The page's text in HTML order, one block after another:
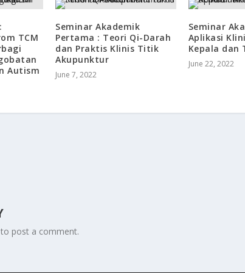
TCM
Autism
Seminar Akademik
Pertama : Teori Qi-Darah
dan Praktis Klinis Titik
Akupunktur
June 7, 2022
Seminar
Aplikasi
Kepala dan
June 22, 2022
to post a comment.